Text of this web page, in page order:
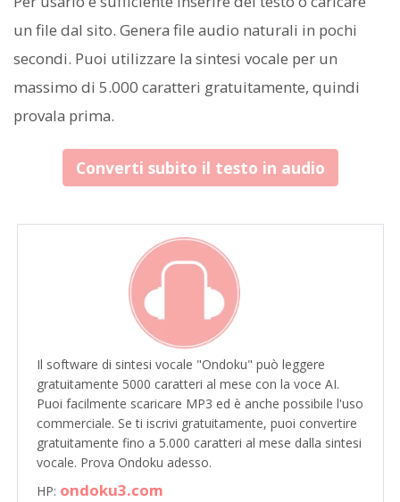
un file dal sito. Genera file audio naturali in pochi
secondi. Puoi utilizzare la sintesi vocale per un
massimo di 5.000 caratteri gratuitamente, quindi
provala prima.
Converti subito il testo in audio
Il software di sintesi vocale "Ondoku" può leggere
gratuitamente 5000 caratteri al mese con la voce AI.
Puoi facilmente scaricare MP3 ed è anche possibile l'uso
commerciale. Se ti iscrivi gratuitamente, puoi convertire
gratuitamente fino a 5.000 caratteri al mese dalla sintesi
vocale. Prova Ondoku adesso.
HP: ondoku3.com